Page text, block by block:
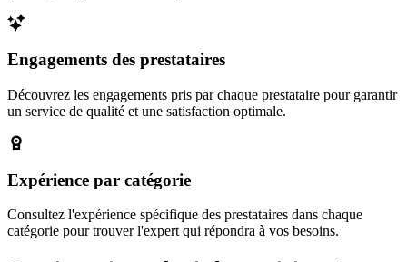
Engagements des prestataires
Découvrez les engagements pris par chaque prestataire pour garantir
un service de qualité et une satisfaction optimale.
Expérience par catégorie
Consultez l'expérience spécifique des prestataires dans chaque
catégorie pour trouver l'expert qui répondra à vos besoins.